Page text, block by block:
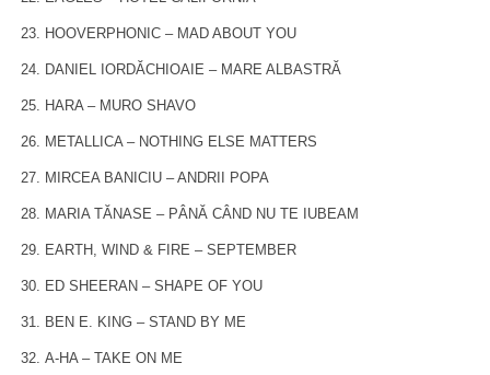
HOOVERPHONIC – MAD ABOUT YOU
DANIEL IORDĂCHIOAIE – MARE ALBASTRĂ
HARA – MURO SHAVO
METALLICA – NOTHING ELSE MATTERS
MIRCEA BANICIU – ANDRII POPA
MARIA TĂNASE – PÂNĂ CÂND NU TE IUBEAM
EARTH, WIND & FIRE – SEPTEMBER
ED SHEERAN – SHAPE OF YOU
BEN E. KING – STAND BY ME
A-HA – TAKE ON ME